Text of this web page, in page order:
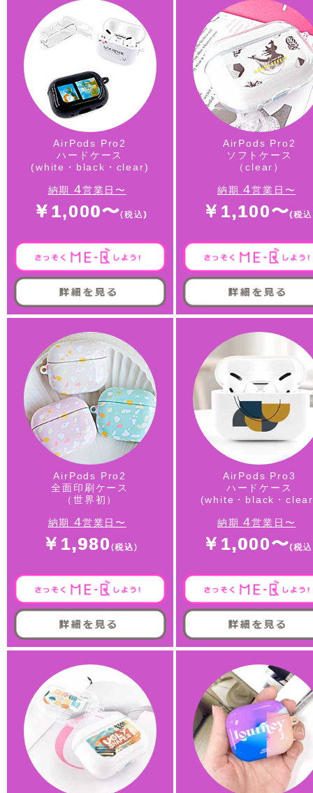
AirPods Pro2
ハードケース
(white・black・clear)
納期 4営業日〜
￥1,000〜
AirPods Pro2
ソフトケース
（clear）
納期4営業日〜
￥1,100〜
AirPods Pro2
全面印刷ケース
（世界初）
納期 4営業日〜
￥1,980
AirPods Pro3
ハードケース
(white・black・
納期4営業日〜
￥1,000〜